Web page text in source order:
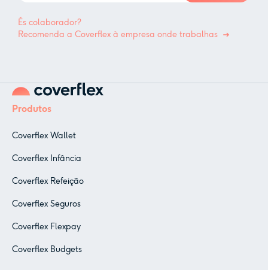
És colaborador?
Recomenda a Coverflex à empresa onde trabalhas
Produtos
Coverflex Wallet
Coverflex Infância
Coverflex Refeição
Coverflex Seguros
Coverflex Flexpay
Coverflex Budgets